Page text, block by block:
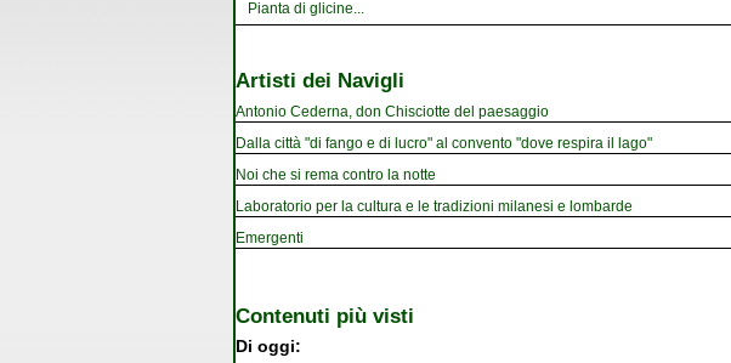
Pianta di glicine...
Artisti dei Navigli
Antonio Cederna, don Chisciotte del paesaggio
Dalla città "di fango e di lucro" al convento "dove respira il lago"
Noi che si rema contro la notte
Laboratorio per la cultura e le tradizioni milanesi e lombarde
Emergenti
Contenuti più visti
Di oggi: